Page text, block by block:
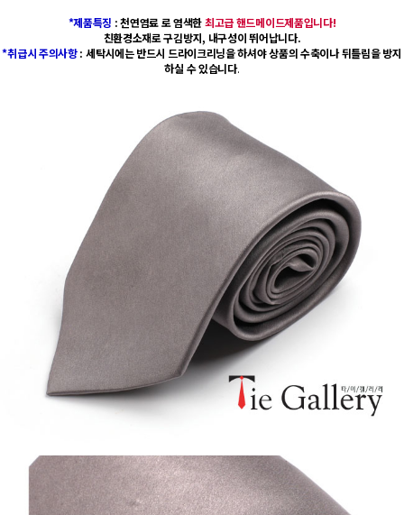
*제품특징 : 천연염료 로 염색한최고급핸드메이드제품입니다!
친환경소재로 구김방지, 내구성이 뛰어납니다.
*취급시 주의사항: 세탁시에는 반드시 드라이크리닝을 하셔야 상품의 수축이나 뒤틀림을 방지
하실 수 있습니다.